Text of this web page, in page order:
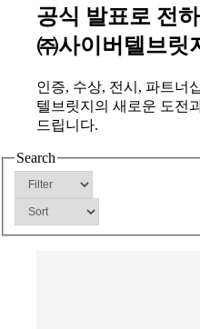
공식 발표로 전
㈜사이버텔브릿
인증, 수상, 전시, 파트너
텔브릿지의 새로운 도전
드립니다.
Search